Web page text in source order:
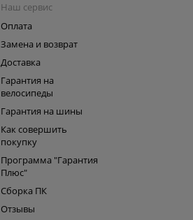
Наш сервис
Оплата
Замена и возврат
Доставка
Гарантия на
велосипеды
Гарантия на шины
Как совершить
покупку
Программа "Гарантия
Плюс"
Сборка ПК
Отзывы